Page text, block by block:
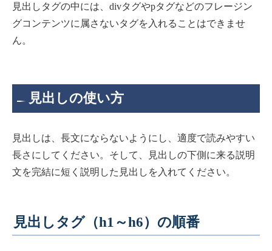
見出しタグの中には、divタグやpタグなどのフレージン
グコンテンツに属さないタグを入れることはできませ
ん。
見出しの使い方
見出しは、長文にならないようにし、適度で読みやすい
長さにしてください。そして、見出しの下側に来る説明
文を完結に短く説明した見出しを入れてください。
見出しタグ（h1～h6）の順番